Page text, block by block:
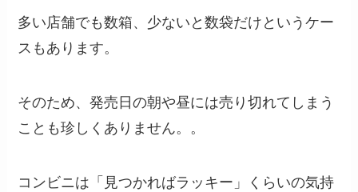
多い店舗でも数箱、少ないと数袋だけというケー
スもあります。
そのため、発売日の朝や昼には売り切れてしまう
ことも珍しくありません。。
コンビニは「見つかればラッキー」くらいの気持